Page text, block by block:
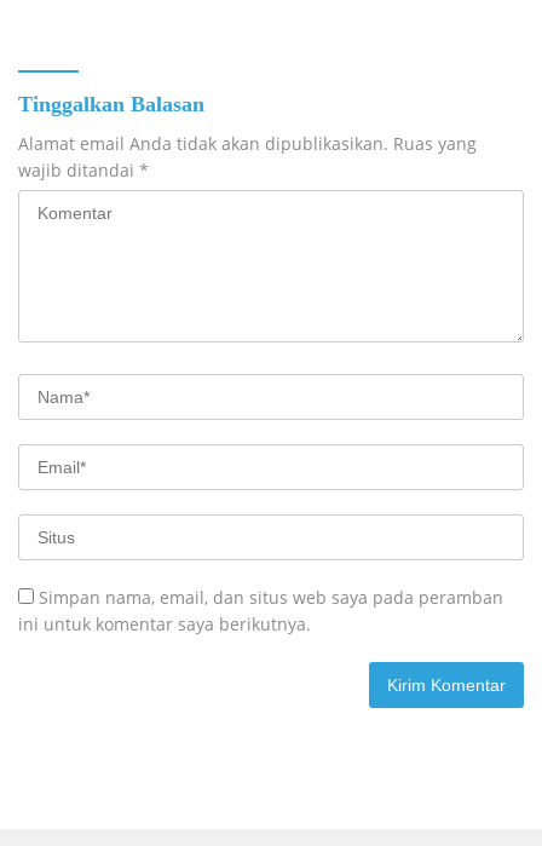
Tinggalkan Balasan
Alamat email Anda tidak akan dipublikasikan. Ruas yang
wajib ditandai *
Simpan nama, email, dan situs web saya pada peramban
ini untuk komentar saya berikutnya.